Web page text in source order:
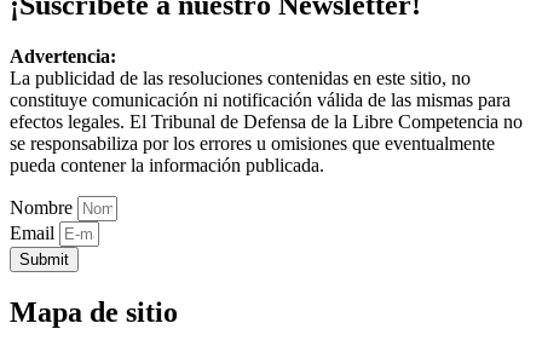
Advertencia:
La publicidad de las resoluciones contenidas en este sitio, no
constituye comunicación ni notificación válida de las mismas para
efectos legales. El Tribunal de Defensa de la Libre Competencia no
se responsabiliza por los errores u omisiones que eventualmente
pueda contener la información publicada.
Nombre
Email
Submit
Mapa de sitio